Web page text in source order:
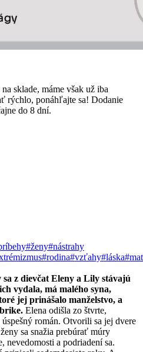
sklade, máme však už iba
rýchlo, ponáhľajte sa! Dodanie
do 8 dní.
#ženy#nástrahy
#rodina#vzťahy#láska
z dievčat Eleny a Lily stávajú
vydala, má malého syna,
jej prinášalo manželstvo, a
Elena odišla zo štvrte,
román. Otvorili sa jej dvere
sa snažia prebúrať múry
nevedomosti a podriadení sa.